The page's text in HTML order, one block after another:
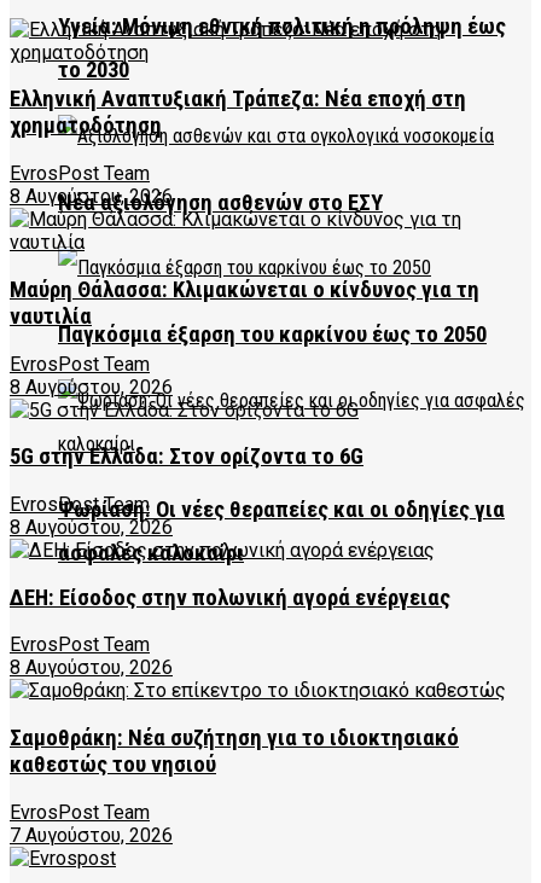
Υγεία: Μόνιμη εθνική πολιτική η πρόληψη έως
το 2030
Νέα αξιολόγηση ασθενών στο ΕΣΥ
Παγκόσμια έξαρση του καρκίνου έως το 2050
Ψωρίαση: Οι νέες θεραπείες και οι οδηγίες για
ασφαλές καλοκαίρι
Ελληνική Αναπτυξιακή Τράπεζα: Νέα εποχή στη
χρηματοδότηση
EvrosPost Team
8 Αυγούστου, 2026
Μαύρη Θάλασσα: Κλιμακώνεται ο κίνδυνος για τη
ναυτιλία
EvrosPost Team
8 Αυγούστου, 2026
5G στην Ελλάδα: Στον ορίζοντα το 6G
EvrosPost Team
8 Αυγούστου, 2026
ΔΕΗ: Είσοδος στην πολωνική αγορά ενέργειας
EvrosPost Team
8 Αυγούστου, 2026
Σαμοθράκη: Νέα συζήτηση για το ιδιοκτησιακό
καθεστώς του νησιού
EvrosPost Team
7 Αυγούστου, 2026